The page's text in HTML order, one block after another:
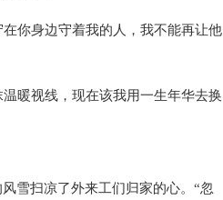
你身边守着我的人，我不能再让他
暖视线，现在该我用一生年华去换
雪扫凉了外来工们归家的心。“忽